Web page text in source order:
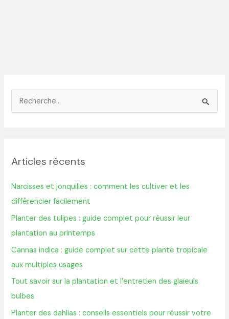
e
e
r
:
Articles récents
Narcisses et jonquilles : comment les cultiver et les
différencier facilement
Planter des tulipes : guide complet pour réussir leur
plantation au printemps
Cannas indica : guide complet sur cette plante tropicale
aux multiples usages
Tout savoir sur la plantation et l’entretien des glaïeuls
bulbes
Planter des dahlias : conseils essentiels pour réussir votre